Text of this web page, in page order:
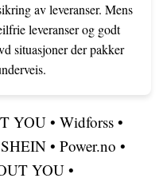
av leveranser. Mens
leveranser og godt
situasjoner der pakker
YOU• Widforss •
SHEIN • Power.no •
YOU•